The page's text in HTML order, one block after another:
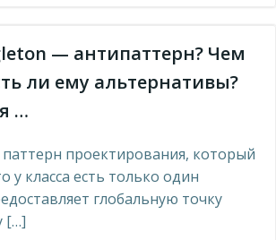
— антипаттерн? Чем
ли ему альтернативы?
…
проектирования, который
у класса есть только один
глобальную точку
[…]